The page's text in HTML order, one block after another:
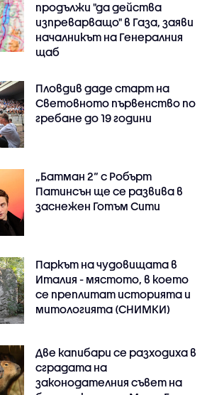
продължи "да действа
изпреварващо" в Газа, заяви
началникът на Генералния
щаб
Пловдив даде старт на
Световното първенство по
гребане до 19 години
„Батман 2“ с Робърт
Патинсън ще се развива в
заснежен Готъм Сити
Паркът на чудовищата в
Италия - мястото, в което
се преплитат историята и
митологията (СНИМКИ)
Две капибари се разходиха в
сградата на
законодателния съвет на